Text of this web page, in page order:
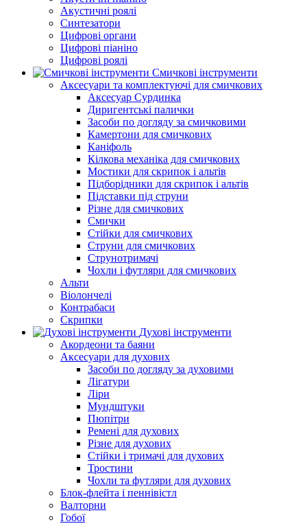
Акустичні роялі
Синтезатори
Цифрові органи
Цифрові піаніно
Цифрові роялі
Смичкові інструменти
Аксесуари та комплектуючі для смичкових
Аксесуар Сурдинка
Диригентські палички
Засоби по догляду за смичковими
Камертони для смичкових
Каніфоль
Кілкова механіка для смичкових
Мостики для скрипок і альтів
Підборiдники для скрипок і альтів
Підставки під струни
Різне для смичкових
Смички
Стійки для смичкових
Струни для смичкових
Струнотримачі
Чохли і футляри для смичкових
Альти
Віолончелі
Контрабаси
Скрипки
Духові інструменти
Акордеони та баяни
Аксесуари для духових
Засоби по догляду за духовими
Лігатури
Ліри
Мундштуки
Пюпітри
Ремені для духових
Різне для духових
Стійки і тримачі для духових
Тростини
Чохли та футляри для духових
Блок-флейта і пеннівістл
Валторни
Гобої